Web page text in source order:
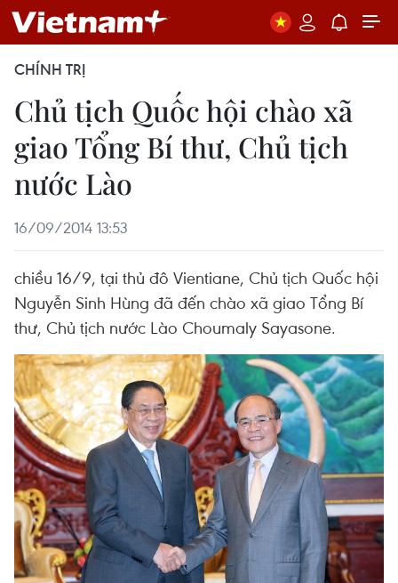
CHÍNH TRỊ
Chủ tịch Quốc hội chào xã
giao Tổng Bí thư, Chủ tịch
nước Lào
16/09/2014 13:53
chiều 16/9, tại thủ đô Vientiane, Chủ tịch Quốc hội
Nguyễn Sinh Hùng đã đến chào xã giao Tổng Bí
thư, Chủ tịch nước Lào Choumaly Sayasone.